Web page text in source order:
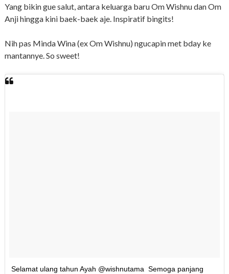
Yang bikin gue salut, antara keluarga baru Om Wishnu dan Om
Anji hingga kini baek-baek aje. Inspiratif bingits!
Nih pas Minda Wina (ex Om Wishnu) ngucapin met bday ke
mantannye. So sweet!
Selamat ulang tahun Ayah @wishnutama Semoga panjang